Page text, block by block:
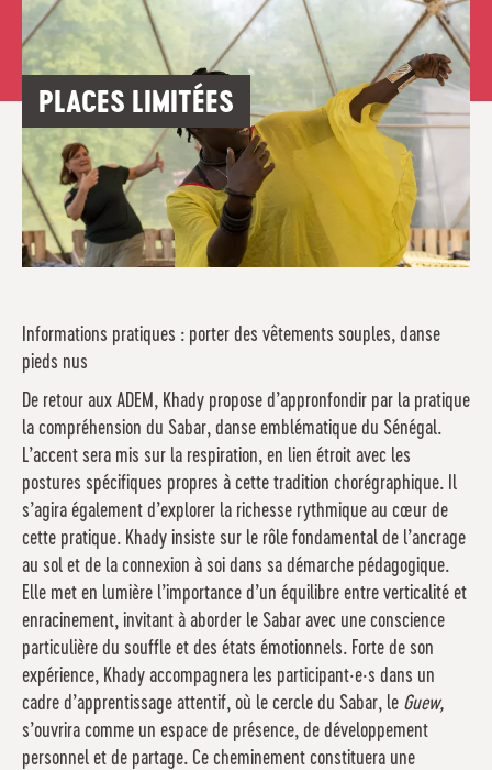
PLACES LIMITÉES
Informations pratiques : porter des vêtements souples, danse
pieds nus
De retour aux ADEM, Khady propose d’appronfondir par la pratique
la compréhension du Sabar, danse emblématique du Sénégal.
L’accent sera mis sur la respiration, en lien étroit avec les
postures spécifiques propres à cette tradition chorégraphique. Il
s’agira également d’explorer la richesse rythmique au cœur de
cette pratique. Khady insiste sur le rôle fondamental de l’ancrage
au sol et de la connexion à soi dans sa démarche pédagogique.
Elle met en lumière l’importance d’un équilibre entre verticalité et
enracinement, invitant à aborder le Sabar avec une conscience
particulière du souffle et des états émotionnels. Forte de son
expérience, Khady accompagnera les participant·e·s dans un
cadre d’apprentissage attentif, où le cercle du Sabar, le Guew,
s’ouvrira comme un espace de présence, de développement
personnel et de partage. Ce cheminement constituera une